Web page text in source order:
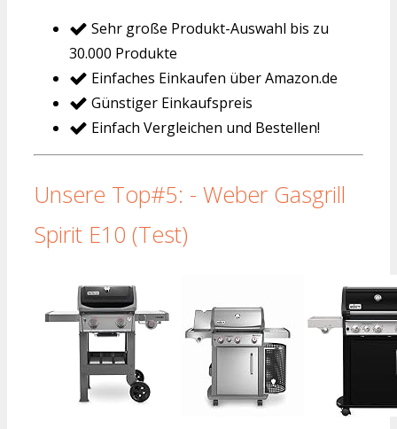
Sehr große Produkt-Auswahl bis zu
30.000 Produkte
Einfaches Einkaufen über Amazon.de
Günstiger Einkaufspreis
Einfach Vergleichen und Bestellen!
Unsere Top#5: - Weber Gasgrill
Spirit E10 (Test)